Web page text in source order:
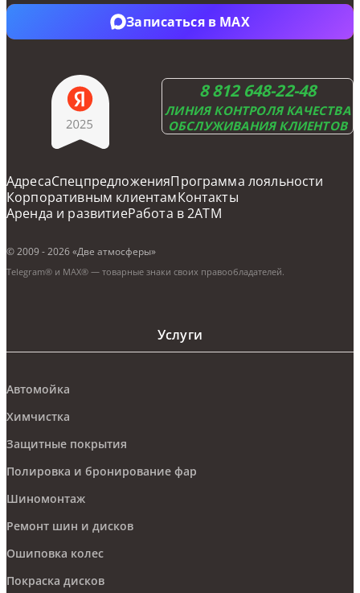
8 812 648-22-48
ЛИНИЯ КОНТРОЛЯ КАЧЕСТВА
ОБСЛУЖИВАНИЯ КЛИЕНТОВ
Записаться в Telegram
Записаться в MAX
АдресаCпецпредложенияПрограмма лояльности
Корпоративным клиентамКонтакты
Аренда и развитиеРабота в 2ATM
© 2009 - 2026 «Две атмосферы»
Telegram® и MAX® — товарные знаки своих правообладателей.
Услуги
Автомойка
Химчистка
Защитные покрытия
Полировка и бронирование фар
Шиномонтаж
Ремонт шин и дисков
Ошиповка колес
Покраска дисков